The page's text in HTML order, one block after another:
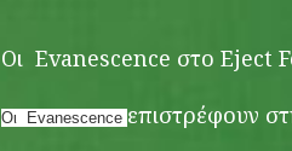
Oι Evanescence στο Eject
Oι Evanescence επιστρέφουν